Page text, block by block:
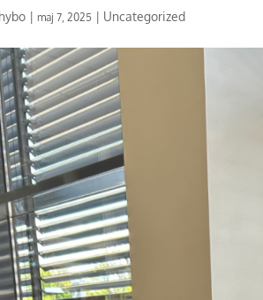
|maj 7, 2025 | Uncategorized